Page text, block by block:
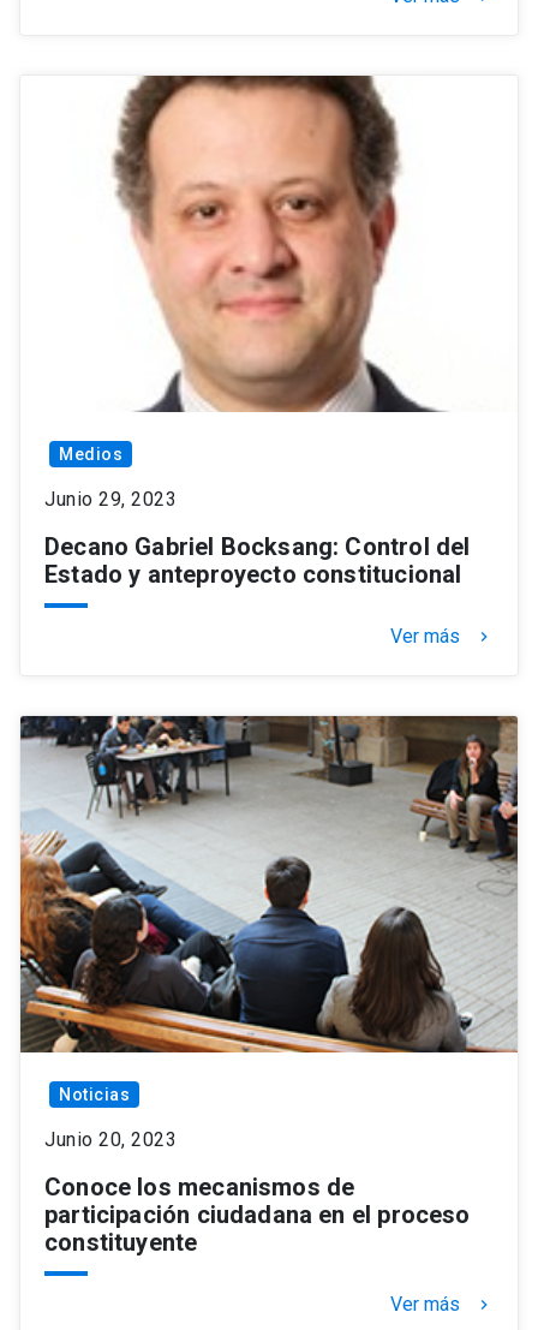
Medios
Junio 29, 2023
Decano Gabriel Bocksang: Control del
Estado y anteproyecto constitucional
Ver más keyboard_arrow_right
Noticias
Junio 20, 2023
Conoce los mecanismos de
participación ciudadana en el proceso
constituyente
Ver más keyboard_arrow_right